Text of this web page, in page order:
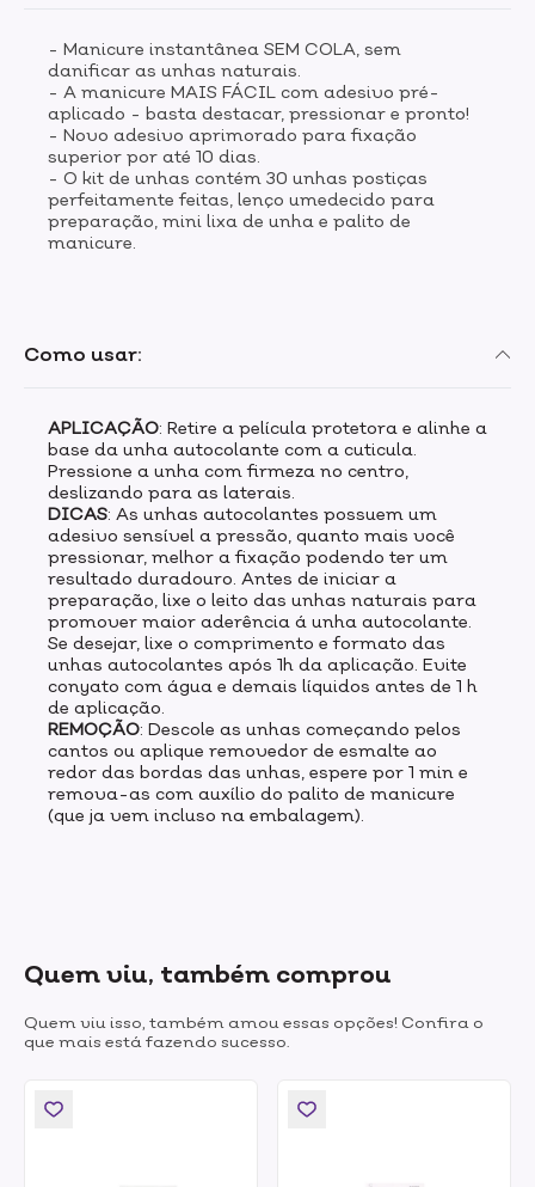
- Manicure instantânea SEM COLA, sem
danificar as unhas naturais.
- A manicure MAIS FÁCIL com adesivo pré-
aplicado - basta destacar, pressionar e pronto!
- Novo adesivo aprimorado para fixação
superior por até 10 dias.
- O kit de unhas contém 30 unhas postiças
perfeitamente feitas, lenço umedecido para
preparação, mini lixa de unha e palito de
manicure.
Como usar:
APLICAÇÃO: Retire a película protetora e alinhe a
base da unha autocolante com a cuticula.
Pressione a unha com firmeza no centro,
deslizando para as laterais.
DICAS: As unhas autocolantes possuem um
adesivo sensível a pressão, quanto mais você
pressionar, melhor a fixação podendo ter um
resultado duradouro. Antes de iniciar a
preparação, lixe o leito das unhas naturais para
promover maior aderência á unha autocolante.
Se desejar, lixe o comprimento e formato das
unhas autocolantes após 1h da aplicação. Evite
conyato com água e demais líquidos antes de 1 h
de aplicação.
REMOÇÃO: Descole as unhas começando pelos
cantos ou aplique removedor de esmalte ao
redor das bordas das unhas, espere por 1 min e
remova-as com auxílio do palito de manicure
(que ja vem incluso na embalagem).
Quem viu, também comprou
Quem viu isso, também amou essas opções! Confira o
que mais está fazendo sucesso.